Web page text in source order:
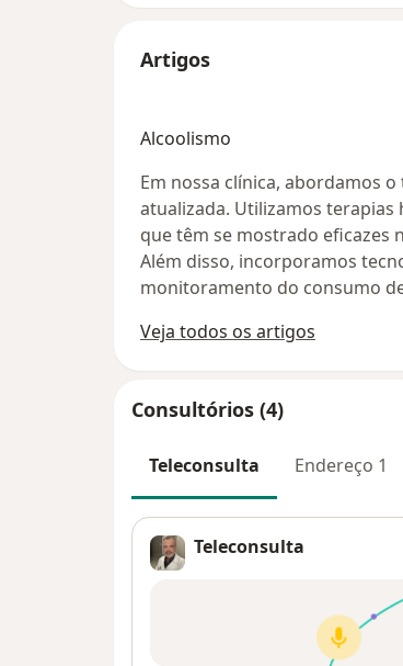
Artigos
Alcoolismo
Em nossa clínica, abordamos
atualizada. Utilizamos
que têm se mostrado eficazes
Além disso, incorporamos
monitoramento do consumo
Veja todos os artigos
Consultórios (4)
Teleconsulta Endereço 1
Teleconsulta